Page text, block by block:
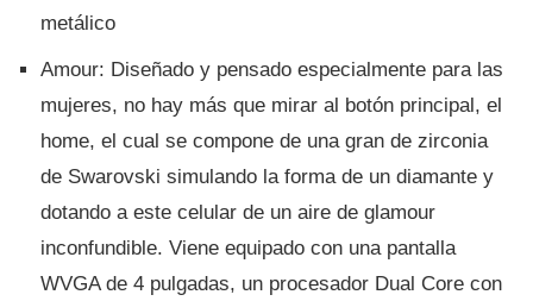
metálico
Amour: Diseñado y pensado especialmente para las
mujeres, no hay más que mirar al botón principal, el
home, el cual se compone de una gran de zirconia
de Swarovski simulando la forma de un diamante y
dotando a este celular de un aire de glamour
inconfundible. Viene equipado con una pantalla
WVGA de 4 pulgadas, un procesador Dual Core con